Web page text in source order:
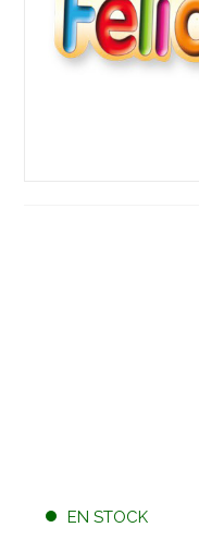
EN STOCK